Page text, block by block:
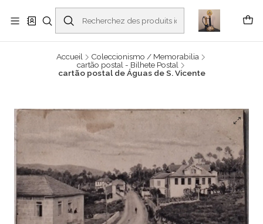
Buscantiguidades - Leilões. Colecionismo e antiguidades em Viana do
Castelo -
En savoir plus
Accueil
Coleccionismo / Memorabilia
cartão postal - Bilhete Postal
cartão postal de Águas de S. Vicente